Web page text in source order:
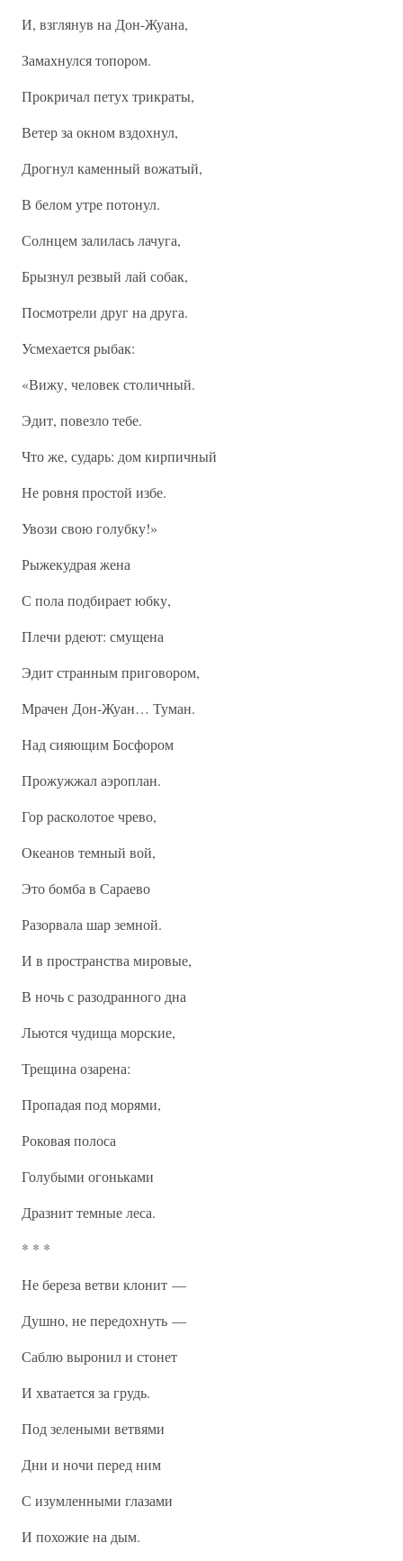
И, взглянув на Дон-Жуана,
Замахнулся топором.
Прокричал петух трикраты,
Ветер за окном вздохнул,
Дрогнул каменный вожатый,
В белом утре потонул.
Солнцем залилась лачуга,
Брызнул резвый лай собак,
Посмотрели друг на друга.
Усмехается рыбак:
«Вижу, человек столичный.
Эдит, повезло тебе.
Что же, сударь: дом кирпичный
Не ровня простой избе.
Увози свою голубку!»
Рыжекудрая жена
С пола подбирает юбку,
Плечи рдеют: смущена
Эдит странным приговором,
Мрачен Дон-Жуан… Туман.
Над сияющим Босфором
Прожужжал аэроплан.
Гор расколотое чрево,
Океанов темный вой,
Это бомба в Сараево
Разорвала шар земной.
И в пространства мировые,
В ночь с разодранного дна
Льются чудища морские,
Трещина озарена:
Пропадая под морями,
Роковая полоса
Голубыми огоньками
Дразнит темные леса.
* * *
Не береза ветви клонит —
Душно, не передохнуть —
Саблю выронил и стонет
И хватается за грудь.
Под зелеными ветвями
Дни и ночи перед ним
С изумленными глазами
И похожие на дым.